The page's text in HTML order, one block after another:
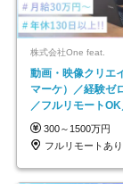
株式会社One feat.
動画・映像クリエ
マーケ）／経験ゼ
／フルリモート
円～／年休130日以
300～1500万円
フルリモートあり